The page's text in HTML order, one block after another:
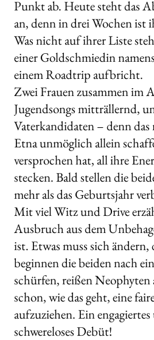
Punkt ab. Heute steht das
an, denn in drei Wochen ist
Was nicht auf ihrer Liste
einer Goldschmiedin
einem Roadtrip aufbricht.
Zwei Frauen zusammen im
Jugendsongs mitträllernd,
Vaterkandidaten – denn
Etna unmöglich allein
versprochen hat, all ihre
stecken. Bald stellen die
mehr als das Geburtsjahr
Mit viel Witz und Drive
Ausbruch aus dem
ist. Etwas muss sich
beginnen die beiden nach
schürfen, reißen Neophyten
schon, wie das geht, eine
aufzuziehen. Ein
schwereloses Debüt!